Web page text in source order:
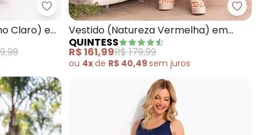
Viscose Plana
Quintess - Vestido (Listrado Vermelho
Claro) em
Vestido (Natureza Vermelha) em
Malha Fria
QUINTESS
R$ 161,99R$ 179,99
ou 4xde R$ 40,49sem juros